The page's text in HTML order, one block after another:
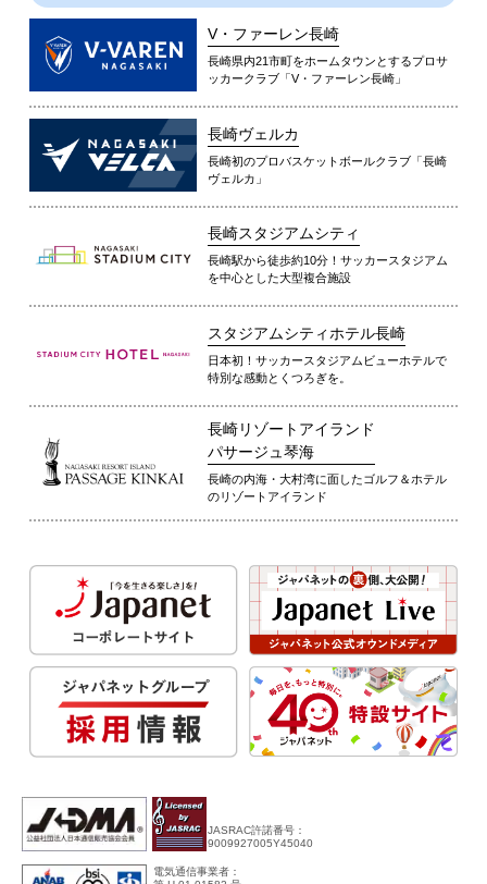
V・ファーレン長崎
長崎県内21市町をホームタウンとするプロサ
ッカークラブ「V・ファーレン長崎」
長崎ヴェルカ
長崎初のプロバスケットボールクラブ「長崎
ヴェルカ」
長崎スタジアムシティ
長崎駅から徒歩約10分！サッカースタジアム
を中心とした大型複合施設
スタジアムシティホテル長崎
日本初！サッカースタジアムビューホテルで
特別な感動とくつろぎを。
長崎リゾートアイランド
パサージュ琴海
長崎の内海・大村湾に面したゴルフ＆ホテル
のリゾートアイランド
JASRAC許諾番号：
9009927005Y45040
電気通信事業者：